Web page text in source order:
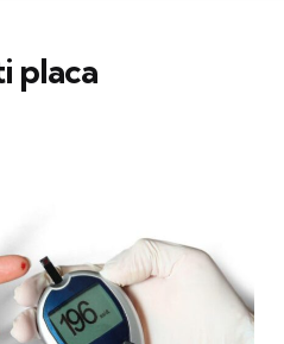
placa